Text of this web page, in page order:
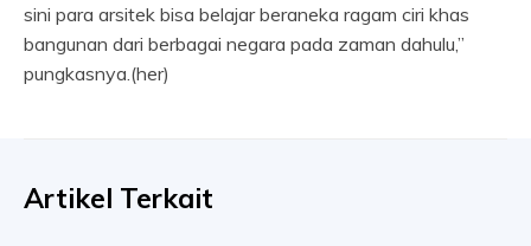
sini para arsitek bisa belajar beraneka ragam ciri khas
bangunan dari berbagai negara pada zaman dahulu,”
pungkasnya.(her)
Artikel Terkait